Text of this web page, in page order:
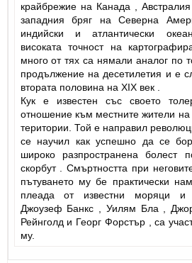
крайбрежие на Канада ,
западния бряг на Северна
индийски и атлантически
високата точност на
много от тях са нямали аналог по
продължение на десетилетия и е
втората половина на ХIХ век .
Кук е известен със своето
отношение към местните жители
територии. Той е направил
се научил как успешно да се
широко разпространена болест
скорбут . Смъртността при
пътуването му бе практически
плеада от известни моряци и
Джоузеф Банкс , Уилям Бла ,
Рейнголд и Георг Форстър , са
му.